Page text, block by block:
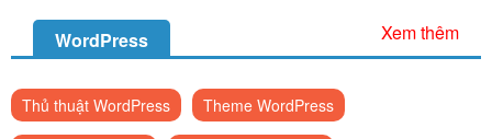
WordPress Xem thêm
Thủ thuật WordPress Theme WordPress